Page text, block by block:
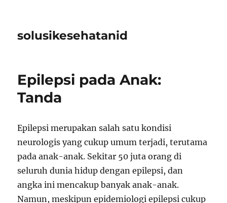
solusikesehatanid
Epilepsi pada Anak:
Tanda
Epilepsi merupakan salah satu kondisi
neurologis yang cukup umum terjadi, terutama
pada anak-anak. Sekitar 50 juta orang di
seluruh dunia hidup dengan epilepsi, dan
angka ini mencakup banyak anak-anak.
Namun, meskipun epidemiologi epilepsi cukup